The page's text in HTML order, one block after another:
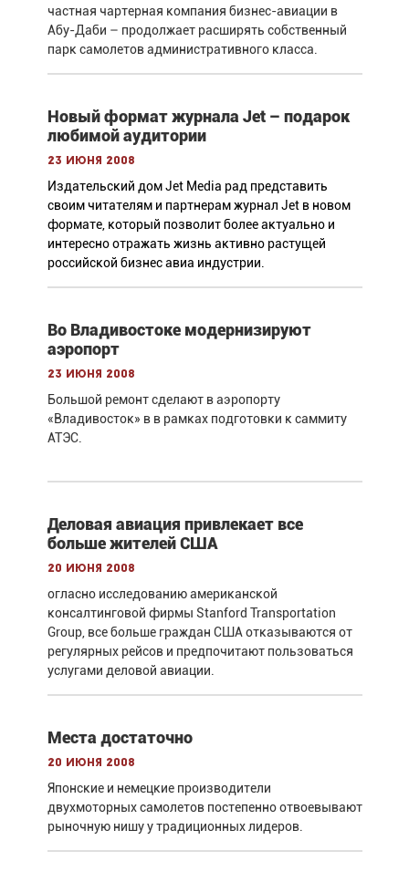
частная чартерная компания бизнес-авиации в
Абу-Даби – продолжает расширять собственный
парк самолетов административного класса.
Новый формат журнала Jet – подарок
любимой аудитории
23 июня 2008
Издательский дом Jet Media рад представить
своим читателям и партнерам журнал Jet в новом
формате, который позволит более актуально и
интересно отражать жизнь активно растущей
российской бизнес авиа индустрии.
Во Владивостоке модернизируют
аэропорт
23 июня 2008
Большой ремонт сделают в аэропорту
«Владивосток» в в рамках подготовки к саммиту
АТЭС.
Деловая авиация привлекает все
больше жителей США
20 июня 2008
огласно исследованию американской
консалтинговой фирмы Stanford Transportation
Group, все больше граждан США отказываются от
регулярных рейсов и предпочитают пользоваться
услугами деловой авиации.
Места достаточно
20 июня 2008
Японские и немецкие производители
двухмоторных самолетов постепенно отвоевывают
рыночную нишу у традиционных лидеров.